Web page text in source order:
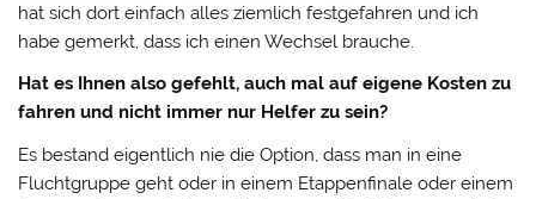
hat sich dort einfach alles ziemlich festgefahren und ich
habe gemerkt, dass ich einen Wechsel brauche.
Hat es Ihnen also gefehlt, auch mal auf eigene Kosten zu
fahren und nicht immer nur Helfer zu sein?
Es bestand eigentlich nie die Option, dass man in eine
Fluchtgruppe geht oder in einem Etappenfinale oder einem